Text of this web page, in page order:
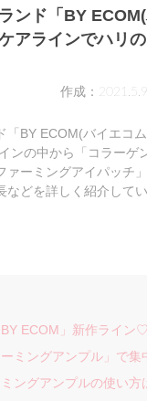
ンド「BY ECOM(
アラインでハリ
作成：2021.5.9
「BY ECOM(バイエコ
ンの中から「コラーゲ
ァーミングアイパッチ
などを詳しく紹介して
ECOM」新作ライン♡
ーミングアンプル」で集
ングアンプルの使い方